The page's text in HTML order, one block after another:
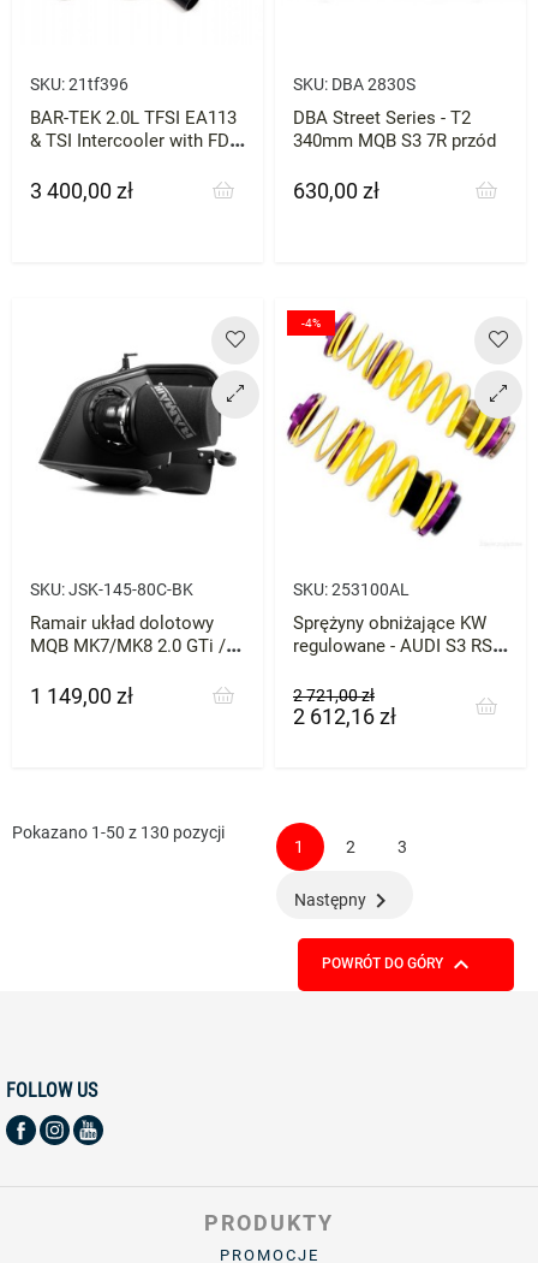
SKU:21tf396
BAR-TEK 2.0L TFSI EA113
& TSI Intercooler with FDS
Cena
3 400,00 zł
SKU: DBA 2830S
DBA Street Series - T2
340mm MQB S3 7R przód
Cena
630,00 zł
SKU:JSK-145-80C-BK
Ramair układ dolotowy
MQB MK7/MK8 2.0 GTi / R
Cena
1 149,00 zł
SKU:253100AL
Sprężyny obniżające KW
regulowane - AUDI S3 RS3
Cena
podstawowa
2 721,00 złCena
2 612,16 zł
-4%
Pokazano 1-50 z 130 pozycji
1 2 3
Następny 
POWRÓT DO GÓRY 
FOLLOW US
PRODUKTY
PROMOCJE